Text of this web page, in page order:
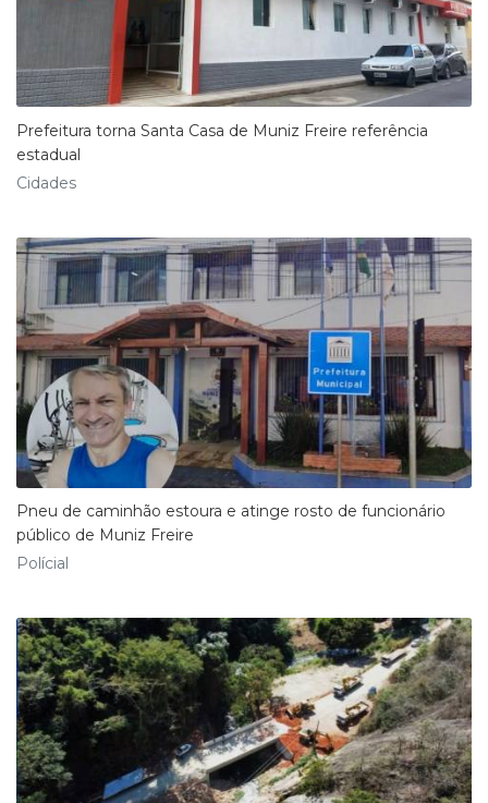
Prefeitura torna Santa Casa de Muniz Freire referência
estadual
Cidades
Pneu de caminhão estoura e atinge rosto de funcionário
público de Muniz Freire
Polícial